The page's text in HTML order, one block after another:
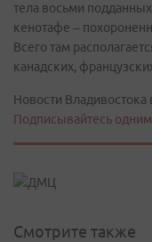
тела восьми
кенотафе –
Всего там
канадских,
Новости Владивостока
Подписывайтесь
Смотрите также